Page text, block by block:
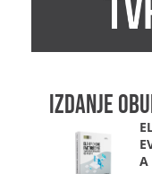
IZDANJE
A